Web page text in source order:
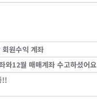
원수익 계좌
와12월 매매계좌 수고하셨어요
!!